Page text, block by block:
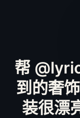
帮
到的奢
装很漂